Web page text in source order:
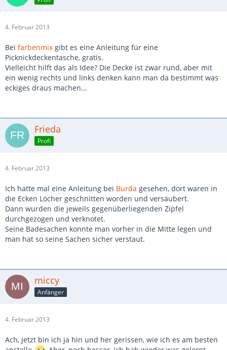
4. Februar 2013
Bei farbenmix gibt es eine Anleitung für eine
Picknickdeckentasche, gratis.
Vielleicht hilft das als Idee? Die Decke ist zwar rund, aber mit
ein wenig rechts und links denken kann man da bestimmt was
eckiges draus machen...
Frieda
Profi
4. Februar 2013
Ich hatte mal eine Anleitung bei Burda gesehen, dort waren in
die Ecken Löcher geschnitten worden und versäubert.
Dann wurden die jeweils gegenüberliegenden Zipfel
durchgezogen und verknotet.
Seine Badesachen konnte man vorher in die Mitte legen und
man hat so seine Sachen sicher verstaut.
miccy
Anfänger
4. Februar 2013
Ach, jetzt bin ich ja hin und her gerissen, wie ich es am besten